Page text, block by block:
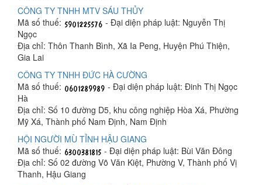
CÔNG TY TNHH MTV SÁU THỦY
Mã số thuế:
- Đại diện pháp luật: Nguyễn Thị
Ngọc
Địa chỉ: Thôn Thanh Bình, Xã Ia Peng, Huyện Phú Thiện,
Gia Lai
CÔNG TY TNHH ĐỨC HÀ CƯỜNG
Mã số thuế:
- Đại diện pháp luật: Đinh Thị Ngọc
Hà
Địa chỉ: Số 10 đường D5, khu công nghiệp Hòa Xá, Phường
Mỹ Xá, Thành phố Nam Định, Nam Định
HỘI NGƯỜI MÙ TỈNH HẬU GIANG
Mã số thuế:
- Đại diện pháp luật: Bùi Văn Đông
Địa chỉ: Số 02 đường Võ Văn Kiệt, Phường V, Thành phố Vị
Thanh, Hậu Giang